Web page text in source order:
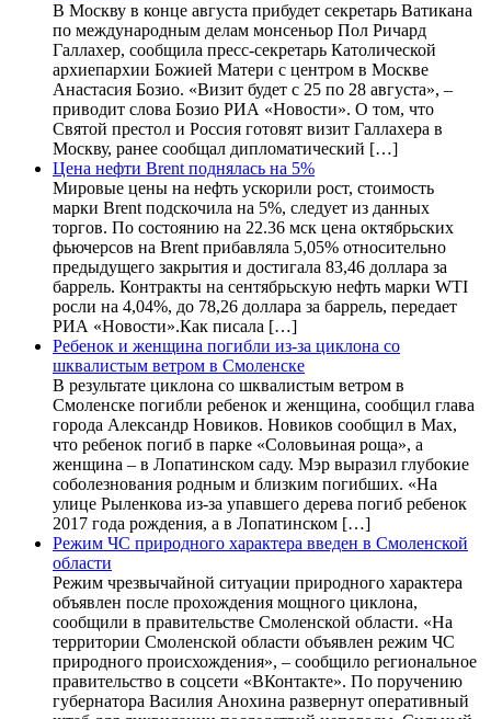
В Москву в конце августа прибудет секретарь Ватикана
по международным делам монсеньор Пол Ричард
Галлахер, сообщила пресс-секретарь Католической
архиепархии Божией Матери с центром в Москве
Анастасия Бозио. «Визит будет с 25 по 28 августа», –
приводит слова Бозио РИА «Новости». О том, что
Святой престол и Россия готовят визит Галлахера в
Москву, ранее сообщал дипломатический […]
Цена нефти Brent поднялась на 5%
Мировые цены на нефть ускорили рост, стоимость
марки Brent подскочила на 5%, следует из данных
торгов. По состоянию на 22.36 мск цена октябрьских
фьючерсов на Brent прибавляла 5,05% относительно
предыдущего закрытия и достигала 83,46 доллара за
баррель. Контракты на сентябрьскую нефть марки WTI
росли на 4,04%, до 78,26 доллара за баррель, передает
РИА «Новости».Как писала […]
Ребенок и женщина погибли из-за циклона со
шквалистым ветром в Смоленске
В результате циклона со шквалистым ветром в
Смоленске погибли ребенок и женщина, сообщил глава
города Александр Новиков. Новиков сообщил в Мах,
что ребенок погиб в парке «Соловьиная роща», а
женщина – в Лопатинском саду. Мэр выразил глубокие
соболезнования родным и близким погибших. «На
улице Рыленкова из-за упавшего дерева погиб ребенок
2017 года рождения, а в Лопатинском […]
Режим ЧС природного характера введен в Смоленской
области
Режим чрезвычайной ситуации природного характера
объявлен после прохождения мощного циклона,
сообщили в правительстве Смоленской области. «На
территории Смоленской области объявлен режим ЧС
природного происхождения», – сообщило региональное
правительство в соцсети «ВКонтакте». По поручению
губернатора Василия Анохина развернут оперативный